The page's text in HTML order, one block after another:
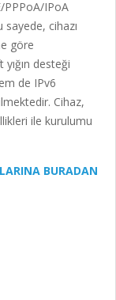
PPPoA/IPoA
cihazı
göre
desteği
de IPv6
Cihaz,
ile kurulumu
BURADAN